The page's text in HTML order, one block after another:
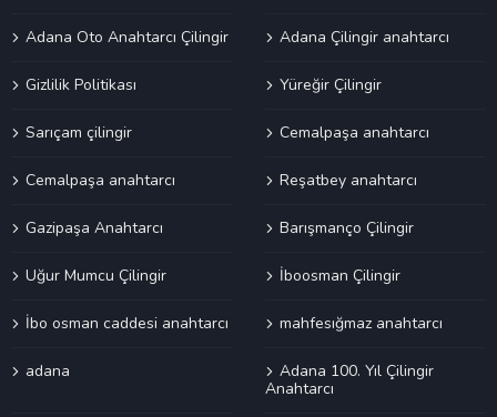
Adana Oto Anahtarcı Çilingir Adana Çilingir anahtarcı
Gizlilik Politikası Yüreğir Çilingir
Sarıçam çilingir Cemalpaşa anahtarcı
Cemalpaşa anahtarcı Reşatbey anahtarcı
Gazipaşa Anahtarcı Barışmanço Çilingir
Uğur Mumcu Çilingir İboosman Çilingir
İbo osman caddesi anahtarcı mahfesığmaz anahtarcı
adana
Adana 100. Yıl Çilingir
Anahtarcı